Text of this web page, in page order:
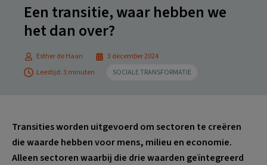
Een transitie, waar hebben we
het dan over?
Esther de Haan
3 december 2024
Leestijd: 3 minuten
SOCIALE TRANSFORMATIE
Transities worden uitgevoerd om sectoren te creëren
die waarde hebben voor mens, milieu en economie.
Alleen sectoren waarbij die drie waarden geïntegreerd